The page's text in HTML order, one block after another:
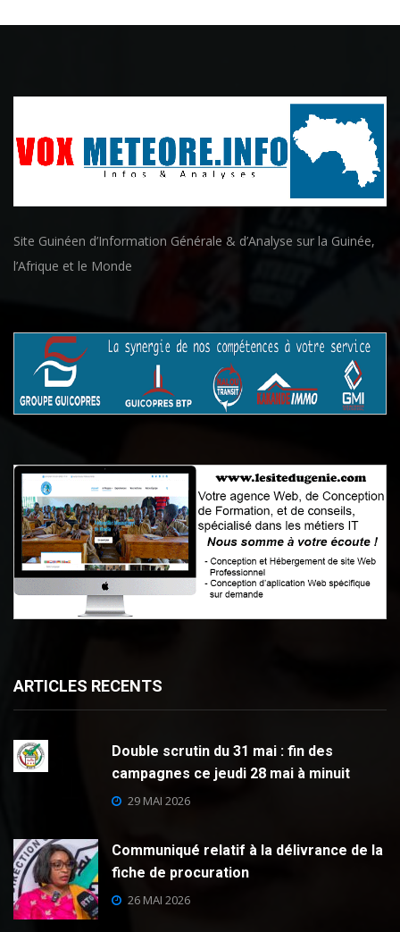
Site Guinéen d’Information Générale & d’Analyse sur la Guinée,
l’Afrique et le Monde
ARTICLES RECENTS
Double scrutin du 31 mai : fin des
campagnes ce jeudi 28 mai à minuit
29 MAI 2026
Communiqué relatif à la délivrance de la
fiche de procuration
26 MAI 2026